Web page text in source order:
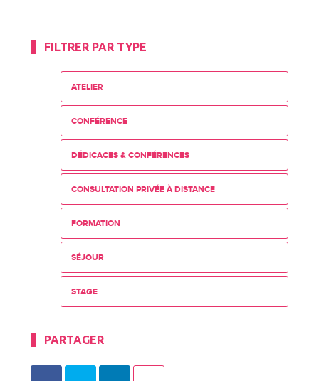
FILTRER PAR TYPE
ATELIER
CONFÉRENCE
DÉDICACES & CONFÉRENCES
CONSULTATION PRIVÉE À DISTANCE
FORMATION
SÉJOUR
STAGE
PARTAGER